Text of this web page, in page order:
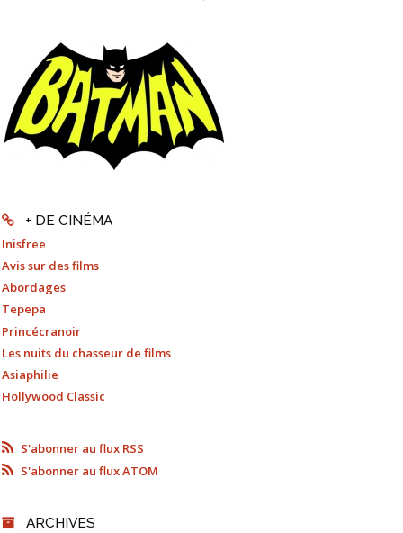
+ DE CINÉMA
Inisfree
Avis sur des films
Abordages
Tepepa
Princécranoir
Les nuits du chasseur de films
Asiaphilie
Hollywood Classic
S'abonner au flux RSS
S'abonner au flux ATOM
ARCHIVES